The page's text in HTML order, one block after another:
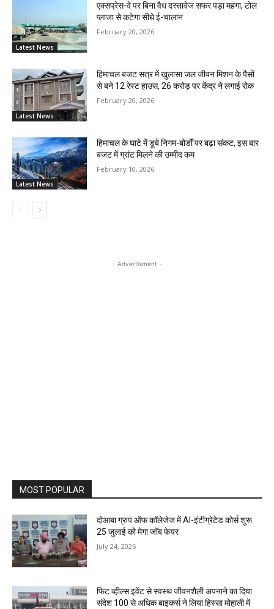
Latest News
एक्सप्रेस-वे पर बिना वैध दस्तावेज सफर पड़ा महंगा, टोल
प्लाजा से कटेगा सीधे ई-चालान
February 20, 2026
Latest News
हिमाचल बजट सत्र में खुलासा जल जीवन मिशन के पैसों
से बने 12 रेस्ट हाउस, 26 करोड़ पर केंद्र ने लगाई रोक
February 20, 2026
Latest News
हिमाचल के घाटे में डूबे निगम-बोर्डों पर बढ़ा संकट, इस बार
बजट में ग्रांट मिलने की उम्मीद कम
February 10, 2026
- Advertisment -
MOST POPULAR
दोआबा ग्रुप ऑफ कॉलेजेज में AI-इंटीग्रेटेड कोर्स शुरू
25 जुलाई को मेगा जॉब फेयर
July 24, 2026
फिट व्हील्स इवेंट से स्वस्थ जीवनशैली अपनाने का दिया
संदेश 100 से अधिक बाइकर्स ने लिया हिस्सा मोहाली में